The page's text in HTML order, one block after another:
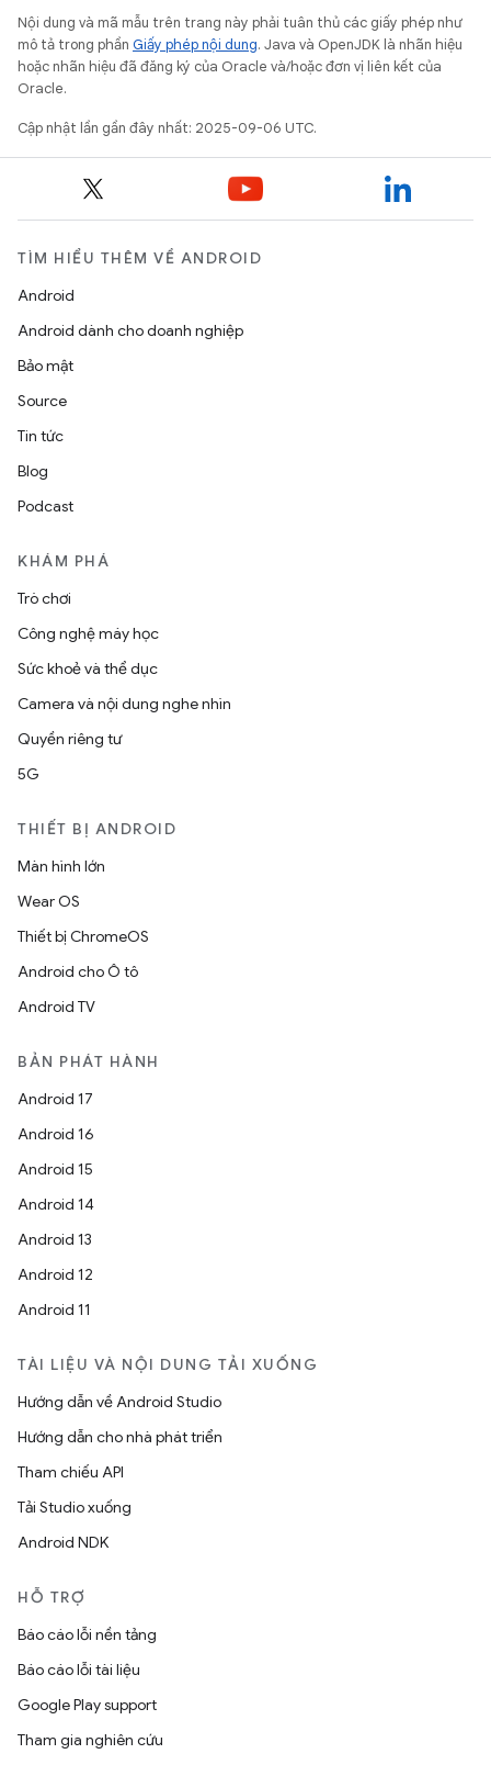
Nội dung và mã mẫu trên trang này phải tuân thủ các giấy phép như
mô tả trong phần Giấy phép nội dung. Java và OpenJDK là nhãn hiệu
hoặc nhãn hiệu đã đăng ký của Oracle và/hoặc đơn vị liên kết của
Oracle.
Cập nhật lần gần đây nhất: 2025-09-06 UTC.
TÌM HIỂU THÊM VỀ ANDROID
Android
Android dành cho doanh nghiệp
Bảo mật
Source
Tin tức
Blog
Podcast
KHÁM PHÁ
Trò chơi
Công nghệ máy học
Sức khoẻ và thể dục
Camera và nội dung nghe nhìn
Quyền riêng tư
5G
THIẾT BỊ ANDROID
Màn hình lớn
Wear OS
Thiết bị ChromeOS
Android cho Ô tô
Android TV
BẢN PHÁT HÀNH
Android 17
Android 16
Android 15
Android 14
Android 13
Android 12
Android 11
TÀI LIỆU VÀ NỘI DUNG TẢI XUỐNG
Hướng dẫn về Android Studio
Hướng dẫn cho nhà phát triển
Tham chiếu API
Tải Studio xuống
Android NDK
HỖ TRỢ
Báo cáo lỗi nền tảng
Báo cáo lỗi tài liệu
Google Play support
Tham gia nghiên cứu